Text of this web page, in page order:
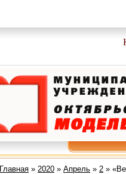
Главная » 2020 » Апрель » 2 »